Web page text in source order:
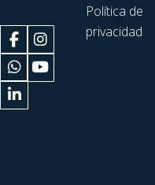
Política de
privacidad